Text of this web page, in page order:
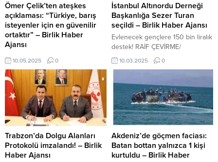
Ömer Çelik’ten ateşkes
açıklaması: “Türkiye, barış
isteyenler için en güvenilir
ortaktır” – Birlik Haber
Ajansı
ANKARA-BHA AK Parti Genel
Başkan Yardımcısı ve Parti
Sözcüsü Ömer Çelik, Pakistan ile
Hindistan arasında varılan
ateşkes kararına ilişkin sosyal
medya hesabından bir
değerlendirmede bulundu. Çelik,
kararın memnuniyet verici
olduğunu belirterek Türkiye’nin
barıştan yana tutumunu bir kez
daha vurguladı. Cumhurbaşkanı
10.05.2025 0
İstanbul Altınordu Derneği
Başkanlığa Sezer Turan
seçildi – Birlik Haber Ajansı
Evlenecek gençlere 150 bin liralık
destek! RAİF ÇEVİRME/
İSTANBUL-BHA İstanbul Altınordu
Derneği Sezai Evli’den boşalan
Organizasyon sahibi Sezer
Turan‘ın seçilmesiyle birlikte
dernekte ilk iftar gerçekleştirildi.
Dernek merkezinde gerçekleşen
iftar programı yeni seçilen Başkan
Sezer Turan’ın üyeleriyle tanışma
programı şeklinde de
gerçekleşmiş oldu. Geçtiğimiz
10.03.2025 0
Trabzon’da Dolgu Alanları
Protokolü imzalandı! – Birlik
Haber Ajansı
Akdeniz’de göçmen faciası:
Batan bottan yalnızca 1 kişi
kurtuldu – Birlik Haber